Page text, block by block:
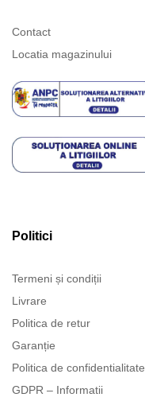
Contact
Locatia magazinului
Politici
Termeni și condiții
Livrare
Politica de retur
Garanție
Politica de confidentialitate
GDPR – Informatii